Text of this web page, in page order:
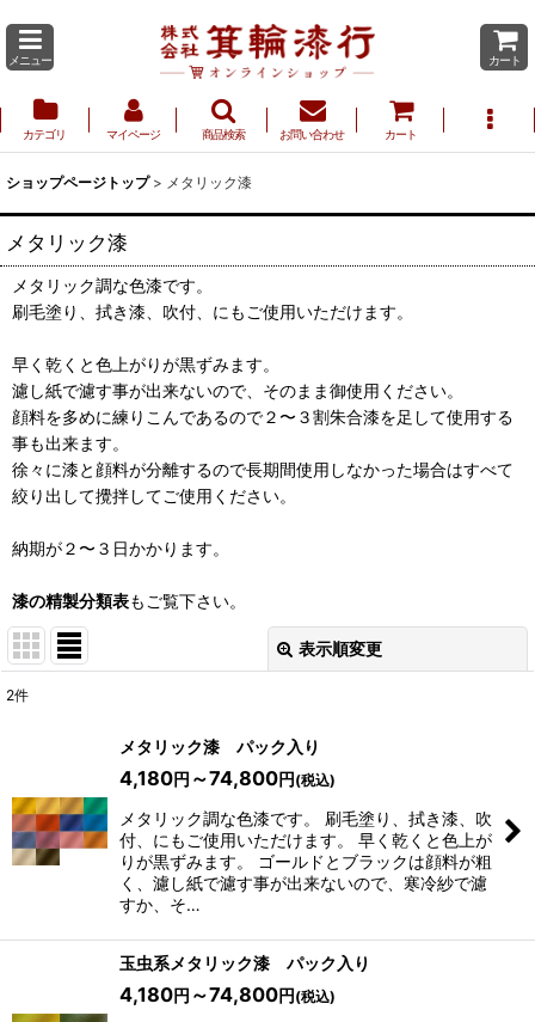
メニュー カート
カテゴリ マイページ 商品検索 お問い合わせ カート
ショップページトップ > メタリック漆
メタリック漆
メタリック調な色漆です。
刷毛塗り、拭き漆、吹付、にもご使用いただけます。
早く乾くと色上がりが黒ずみます。
濾し紙で濾す事が出来ないので、そのまま御使用ください。
顔料を多めに練りこんであるので２〜３割朱合漆を足して使用する
事も出来ます。
徐々に漆と顔料が分離するので長期間使用しなかった場合はすべて
絞り出して攪拌してご使用ください。
納期が２〜３日かかります。
漆の精製分類表もご覧下さい。
表示順変更
並び順:
絞り込む
2件
メタリック漆 パック入り
4,180円 ～74,800円 (税込)
メタリック調な色漆です。 刷毛塗り、拭き漆、吹
付、にもご使用いただけます。 早く乾くと色上が
りが黒ずみます。 ゴールドとブラックは顔料が粗
く、濾し紙で濾す事が出来ないので、寒冷紗で濾
すか、そ…
玉虫系メタリック漆 パック入り
4,180円 ～74,800円 (税込)